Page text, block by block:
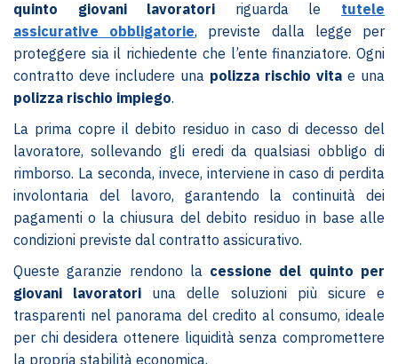
quinto giovani lavoratori riguarda le tutele
assicurative obbligatorie, previste dalla legge per
proteggere sia il richiedente che l’ente finanziatore. Ogni
contratto deve includere una polizza rischio vita e una
polizza rischio impiego.
La prima copre il debito residuo in caso di decesso del
lavoratore, sollevando gli eredi da qualsiasi obbligo di
rimborso. La seconda, invece, interviene in caso di perdita
involontaria del lavoro, garantendo la continuità dei
pagamenti o la chiusura del debito residuo in base alle
condizioni previste dal contratto assicurativo.
Queste garanzie rendono la cessione del quinto per
giovani lavoratori una delle soluzioni più sicure e
trasparenti nel panorama del credito al consumo, ideale
per chi desidera ottenere liquidità senza compromettere
la propria stabilità economica.